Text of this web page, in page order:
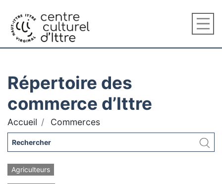
Répertoire des
commerce d’Ittre
Accueil Commerces
Agriculteurs